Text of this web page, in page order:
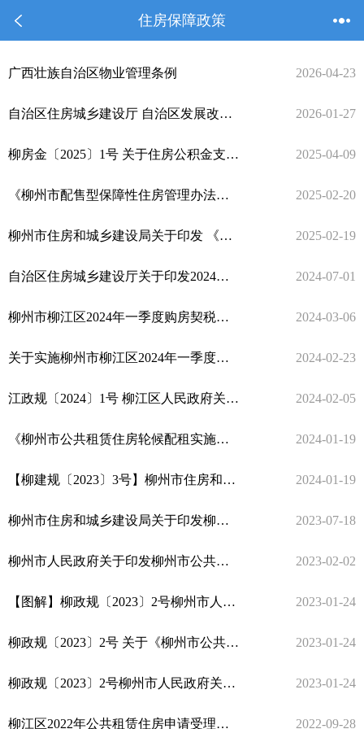
住房保障政策
广西壮族自治区物业管理条例 2026-04-23
自治区住房城乡建设厅 自治区发展改革委 自治区市场监管局 中国人民银行广西壮族自治区分行关于印发《广西壮族自治区住宅小区公共收益管理办法（试行）》的通知 2026-01-27
柳房金〔2025〕1号 关于住房公积金支持缴存人购买配售型保障性住房的通知 2025-04-09
《柳州市配售型保障性住房管理办法》政策解读 2025-02-20
柳州市住房和城乡建设局关于印发 《柳州市配售型保障性住房管理办法》的通知 2025-02-19
自治区住房城乡建设厅关于印发2024年全区住房保障工作实施方案的通知 2024-07-01
柳州市柳江区2024年一季度购房契税补贴相关事项 2024-03-06
关于实施柳州市柳江区2024年一季度购房契税补贴政策的通知 2024-02-23
江政规〔2024〕1号 柳江区人民政府关于印发《柳州市柳江区公共租赁住房管理办法》的通知 2024-02-05
《柳州市公共租赁住房轮候配租实施细则》政策解读 2024-01-19
【柳建规〔2023〕3号】柳州市住房和城乡建设局关于印发柳州市公共租赁住房轮候配租实施细则的通知 2024-01-19
柳州市住房和城乡建设局关于印发柳州市公共租赁住房轮候配租实施细则的通知 2023-07-18
柳州市人民政府关于印发柳州市公共租赁住房管理办法（修订）的通知 2023-02-02
【图解】柳政规〔2023〕2号柳州市人民政府关于印发柳州市公共租赁住房管理办法（修订）的通知 2023-01-24
柳政规〔2023〕2号 关于《柳州市公共租赁住房管理办法》政策解读 2023-01-24
柳政规〔2023〕2号柳州市人民政府关于印发柳州市公共租赁住房管理办法（修订）的通知 2023-01-24
柳江区2022年公共租赁住房申请受理和历年住户年审公告 2022-09-28